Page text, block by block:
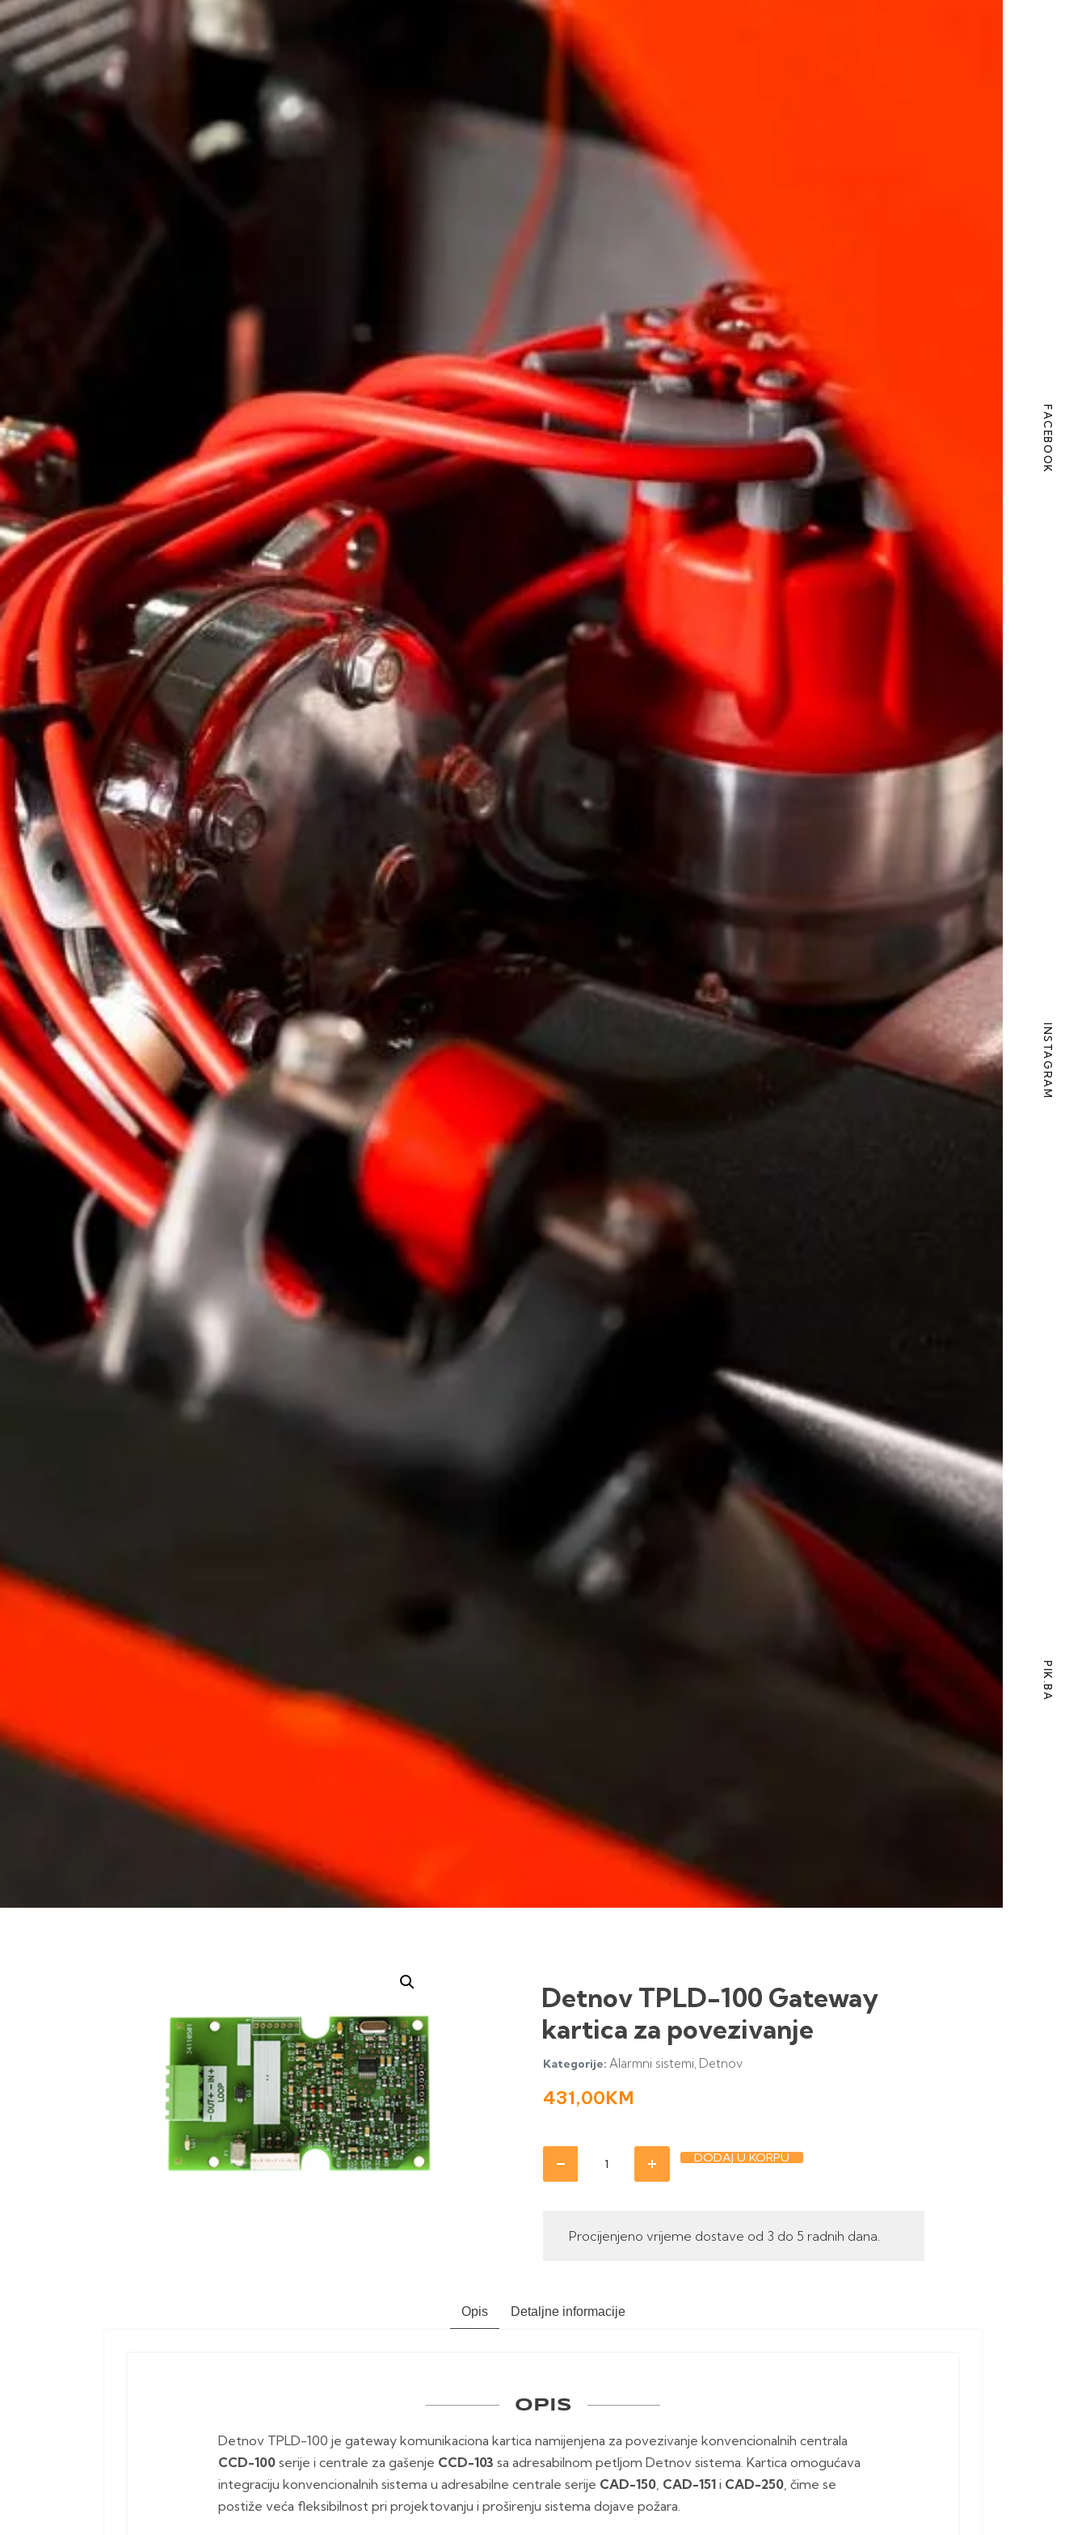
Detnov TPLD-100 Gateway
kartica za povezivanje
Kategorije: Alarmni sistemi, Detnov
431,00KM
DODAJ U KORPU
Procijenjeno vrijeme dostave od 3 do 5 radnih dana.
Opis Detaljne informacije
OPIS
Detnov TPLD-100 je gateway komunikaciona kartica namijenjena za povezivanje konvencionalnih centrala
CCD-100 serije i centrale za gašenje CCD-103 sa adresabilnom petljom Detnov sistema. Kartica omogućava
integraciju konvencionalnih sistema u adresabilne centrale serije CAD-150 CAD-151 i CAD-250 , čime se
postiže veća fleksibilnost pri projektovanju i proširenju sistema dojave požara.
FACEBOOK
INSTAGRAM
PIK.BA